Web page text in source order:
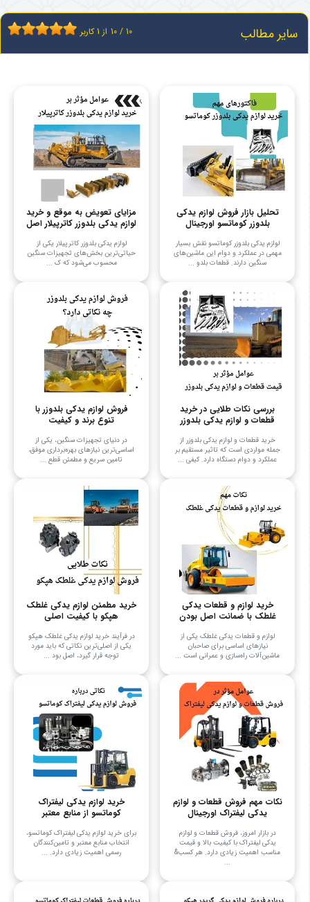
سایر مطالب 10 / 10 از 1کاربر
تحلیل بازار فروش لوازم یدکی
بلدوزر کوماتسو اورجینال
لوازم یدکی بلدوزر کوماتسو نقش بسیار
مهمی در عملکرد و دوام این ماشین‌های
سنگین دارند. قطعات بلدو ...
مزایای تعویض به موقع و خرید
لوازم یدکی بلدوزر کاترپیلار اصل
لوازم یدکی بلدوزر کاترپیلار یکی از
حیاتی‌ترین بخش‌های تجهیزات سنگین
محسوب می‌شود که ک ...
بررسی نکات طلایی در خرید
قطعات و لوازم یدکی بلدوزر
خرید قطعات و لوازم یدکی بلدوزر از
جمله مواردی است که تاثیر مستقیم بر
عملکرد و دوام دستگاه دارد. کیفی ...
فروش لوازم یدکی بلدوزر با
تنوع برند و کیفیت
در دنیای تجهیزات سنگین، یکی از
اساسی‌ترین نیازهای بهره‌برداری موفق،
تامین سریع و مطمئن قطع ...
خرید لوازم و قطعات یدکی
غلطک با ضمانت اصل بودن
لوازم و قطعات یدکی غلطک یکی از
نیازهای اساسی برای صاحبان
ماشین‌آلات راه‌سازی و عمرانی است ...
خرید مطمئن لوازم یدکی غلطک
هپکو با کیفیت اصلی
در فرآیند خرید لوازم یدکی غلطک هپکو
یکی از اصلی‌ترین نکاتی که باید مورد
توجه قرار گیرد، اصل بود ...
نکات مهم فروش قطعات و لوازم
یدکی لیفتراک اورجینال
در بازار امروز، فروش قطعات و لوازم
یدکی لیفتراک با کیفیت بالا و قیمت
مناسب اهمیت زیادی دارد. هر کسب&
...
خرید لوازم یدکی لیفتراک
کوماتسو از منابع معتبر
برای خرید لوازم یدکی لیفتراک کوماتسو،
انتخاب منابع معتبر و تامین‌کنندگان
رسمی اهمیت زیادی دارد. ...